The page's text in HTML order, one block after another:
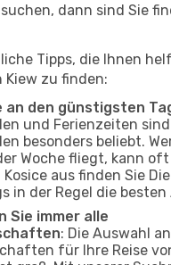
dann sind Sie
Tipps, die Ihnen
Kiew zu finden:
an den günstigsten
und Ferienzeiten
besonders beliebt.
Woche fliegt, kann
Kosice aus finden Sie
in der Regel die besten
Sie immer alle
: Die Auswahl an
für Ihre Reise